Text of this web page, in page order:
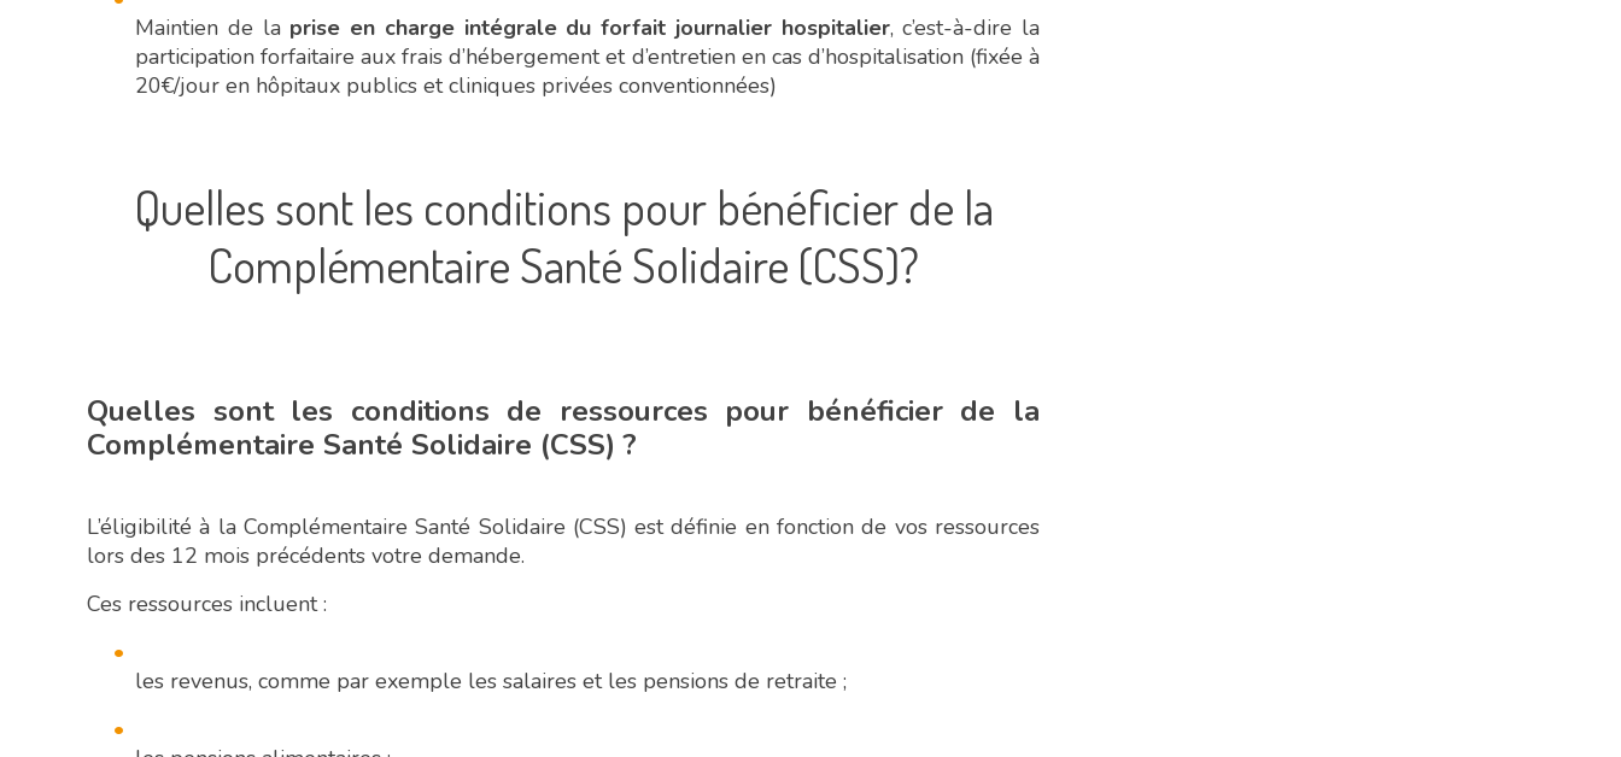
Maintien de la prise en charge intégrale du forfait journalier hospitalier, c’est-à-dire la
participation forfaitaire aux frais d’hébergement et d’entretien en cas d’hospitalisation (fixée à
20€/jour en hôpitaux publics et cliniques privées conventionnées)
Quelles sont les conditions pour bénéficier de la
Complémentaire Santé Solidaire (CSS)?
Quelles sont les conditions de ressources pour bénéficier de la
Complémentaire Santé Solidaire (CSS) ?
L’éligibilité à la Complémentaire Santé Solidaire (CSS) est définie en fonction de vos ressources
lors des 12 mois précédents votre demande.
Ces ressources incluent :
les revenus, comme par exemple les salaires et les pensions de retraite ;